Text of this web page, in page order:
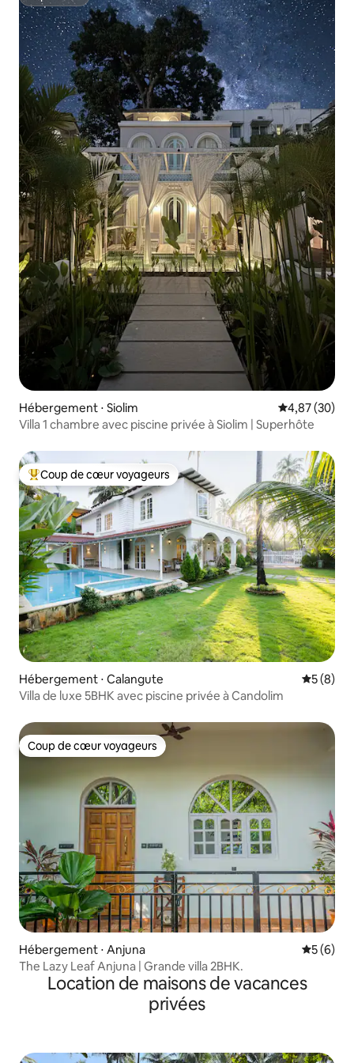
Hébergement ⋅ Siolim Évaluation
4,87 (30)
Villa 1 chambre avec piscine privée à Siolim | Superhôte
Coups de cœur voyageurs les plus appréciés
Coup de cœur voyageurs
Hébergement ⋅ Calangute
5 (8)
Villa de luxe 5BHK avec piscine privée à Candolim
Coup de cœur voyageurs
Coup de cœur voyageurs
Hébergement ⋅ Anjuna
5 (6)
The Lazy Leaf Anjuna | Grande villa 2BHK.
Location de maisons de vacances
privées